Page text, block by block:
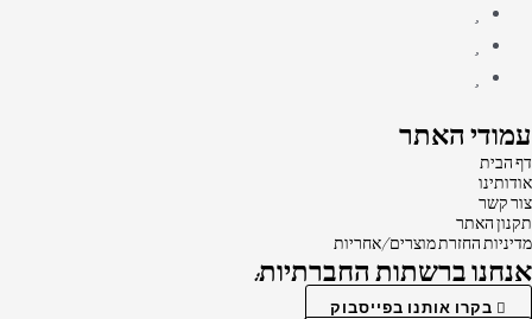
עמודי האתר
דף הבית
אודותינו
צור קשר
תקנון האתר
מדיניות החזרת מוצרים/אחריות
אנחנו ברשתות החברתיות:
בקרו אותנו בפייסבוק